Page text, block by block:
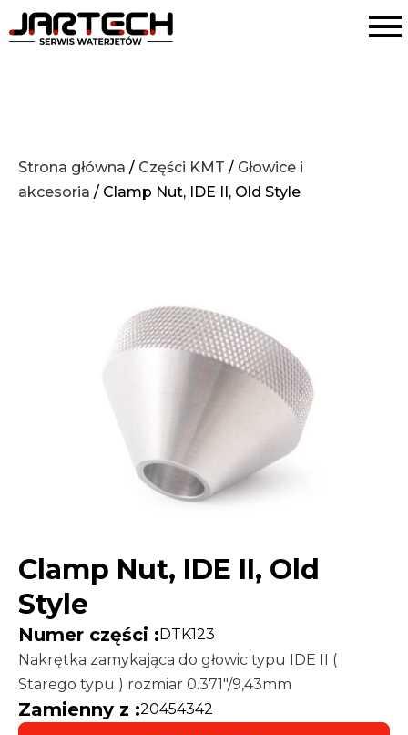
Strona główna / Części KMT / Głowice i
akcesoria / Clamp Nut, IDE II, Old Style
Clamp Nut, IDE II, Old
Style
Numer części :DTK123
Nakrętka zamykająca do głowic typu IDE II (
Starego typu ) rozmiar 0.371″/9,43mm
Zamienny z :20454342